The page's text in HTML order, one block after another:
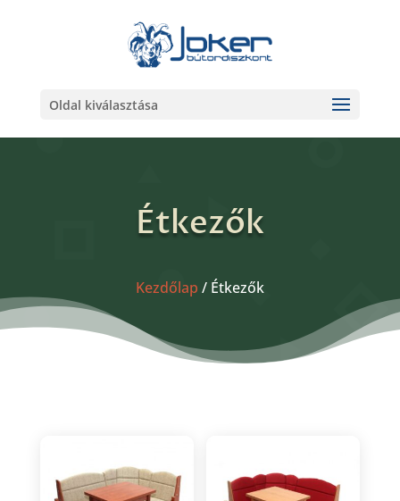
Oldal kiválasztása
Étkezők
Kezdőlap / Étkezők